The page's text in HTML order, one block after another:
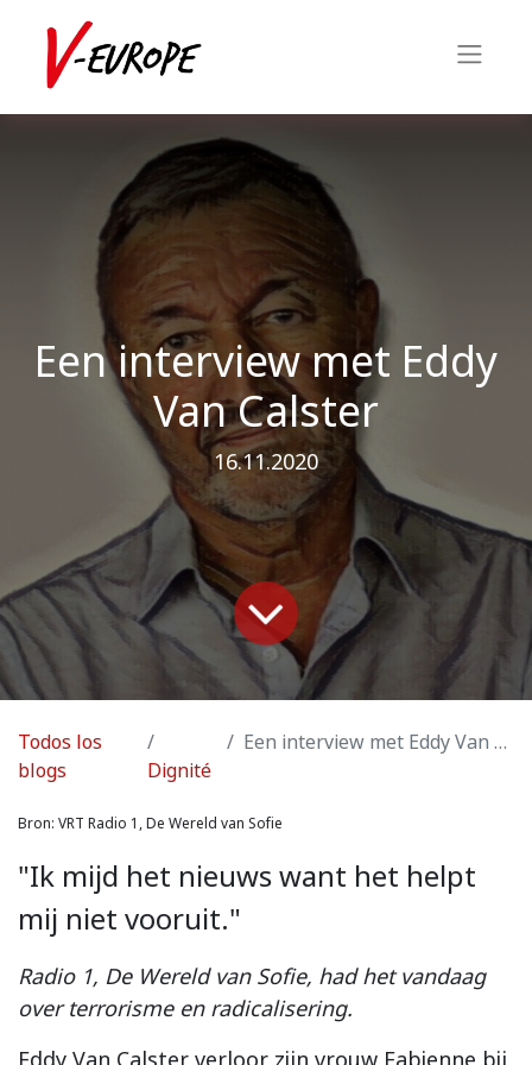
Een interview met Eddy
Van Calster
16.11.2020
Todos los
blogs
Dignité
Een interview met Eddy Van Calster
Bron: VRT Radio 1, De Wereld van Sofie
"Ik mijd het nieuws want het helpt
mij niet vooruit."
Radio 1, De Wereld van Sofie, had het vandaag
over terrorisme en radicalisering.
Eddy Van Calster verloor zijn vrouw Fabienne bij